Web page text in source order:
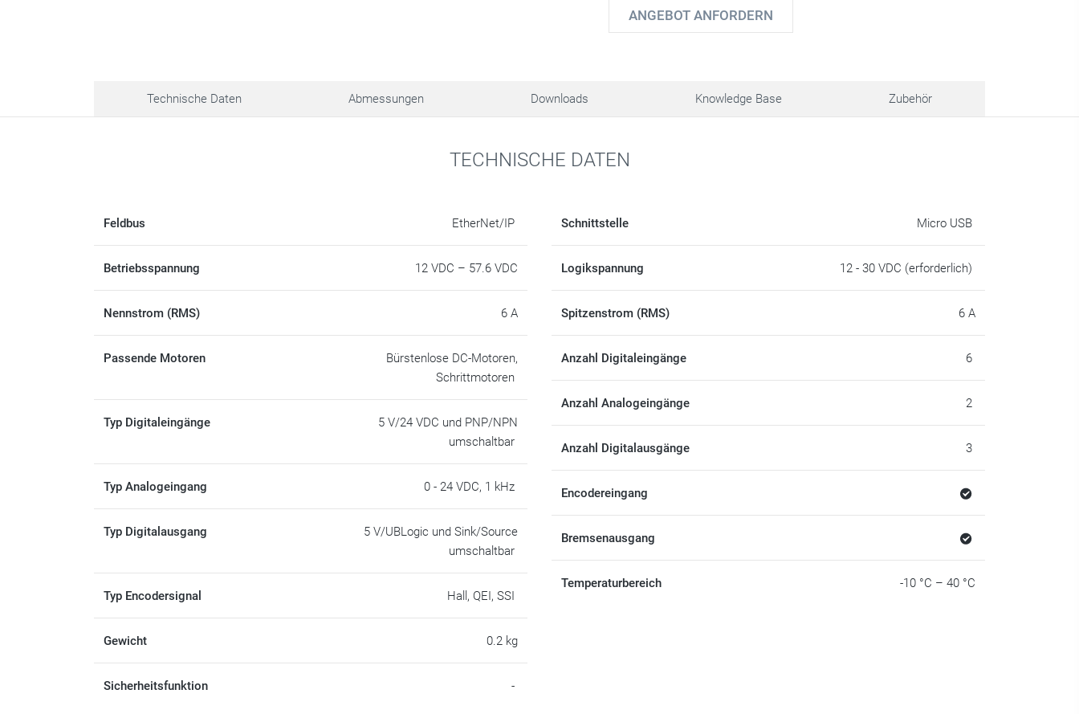
ANGEBOT ANFORDERN
Technische Daten Abmessungen Downloads Knowledge Base Zubehör
TECHNISCHE DATEN
Feldbus EtherNet/IP
Betriebsspannung 12 VDC – 57.6 VDC
Nennstrom (RMS) 6 A
Passende Motoren
Bürstenlose DC-Motoren,
Schrittmotoren
Typ Digitaleingänge
5 V/24 VDC und PNP/NPN
umschaltbar
Typ Analogeingang 0 - 24 VDC, 1 kHz
Typ Digitalausgang
5 V/UBLogic und Sink/Source
umschaltbar
Typ Encodersignal Hall, QEI, SSI
Gewicht 0.2 kg
Sicherheitsfunktion -
Schnittstelle Micro USB
Logikspannung 12 - 30 VDC (erforderlich)
Spitzenstrom (RMS) 6 A
Anzahl Digitaleingänge 6
Anzahl Analogeingänge 2
Anzahl Digitalausgänge 3
Encodereingang
Bremsenausgang
Temperaturbereich -10 °C – 40 °C